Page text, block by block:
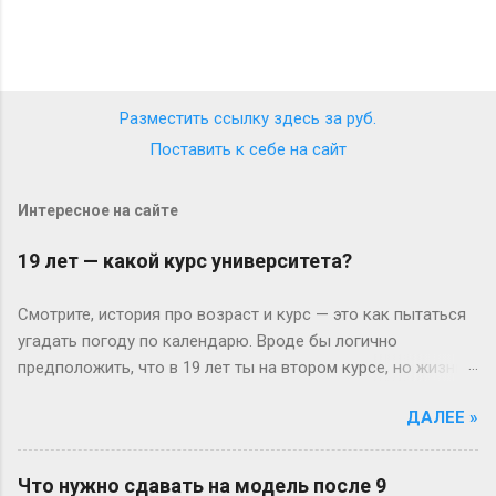
Разместить ссылку здесь за руб.
Поставить к себе на сайт
Интересное на сайте
19 лет — какой курс университета?
Смотрите, история про возраст и курс — это как пытаться
угадать погоду по календарю. Вроде бы логично
предположить, что в 19 лет ты на втором курсе, но жизнь-
без занудства, по-человечески. Когда всё идёт «по плану»
(или нет) В идеальном мире: закончил школу в 17, поступил
ДАЛЕЕ »
Что нужно сдавать на модель после 9